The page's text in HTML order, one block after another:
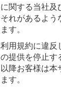
関する当社及
れがあるよう
す。
用規約に違反
提供を停止
降お客様は本
す。